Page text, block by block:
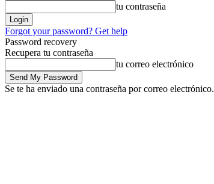
tu contraseña
Forgot your password? Get help
Password recovery
Recupera tu contraseña
tu correo electrónico
Se te ha enviado una contraseña por correo electrónico.